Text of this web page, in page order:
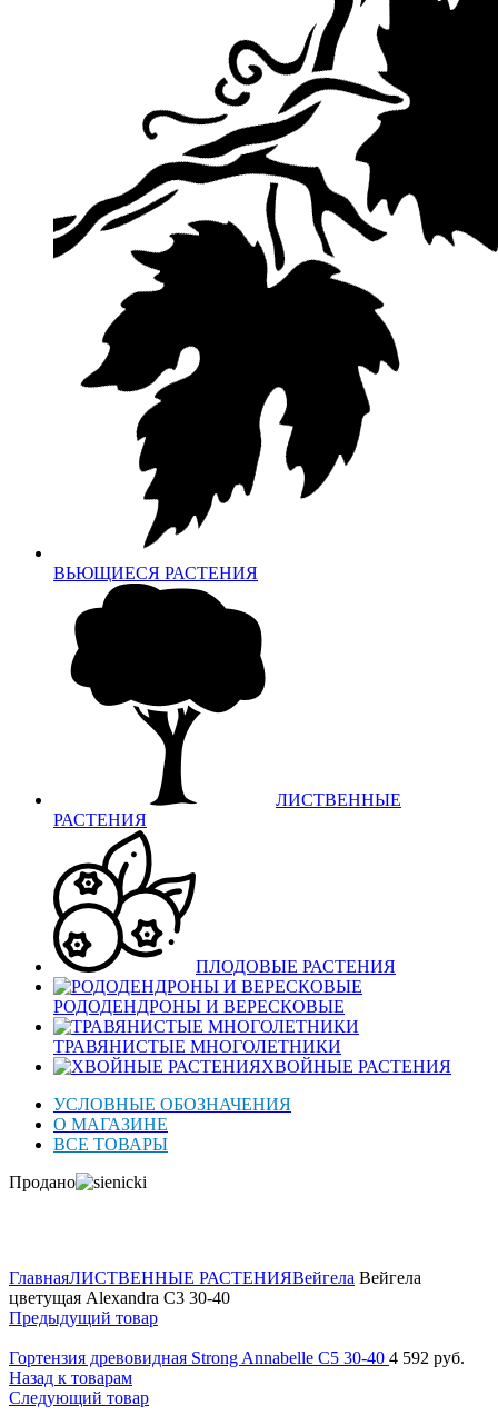
ВЬЮЩИЕСЯ РАСТЕНИЯ
ЛИСТВЕННЫЕ
РАСТЕНИЯ
ПЛОДОВЫЕ РАСТЕНИЯ
РОДОДЕНДРОНЫ И ВЕРЕСКОВЫЕ
ТРАВЯНИСТЫЕ МНОГОЛЕТНИКИ
ХВОЙНЫЕ РАСТЕНИЯ
УСЛОВНЫЕ ОБОЗНАЧЕНИЯ
О МАГАЗИНЕ
ВСЕ ТОВАРЫ
Продано
ГлавнаяЛИСТВЕННЫЕ РАСТЕНИЯВейгела Вейгела
цветущая Alexandra C3 30-40
Предыдущий товар
Гортензия древовидная Strong Annabelle C5 30-40 4 592 руб.
Назад к товарам
Следующий товар